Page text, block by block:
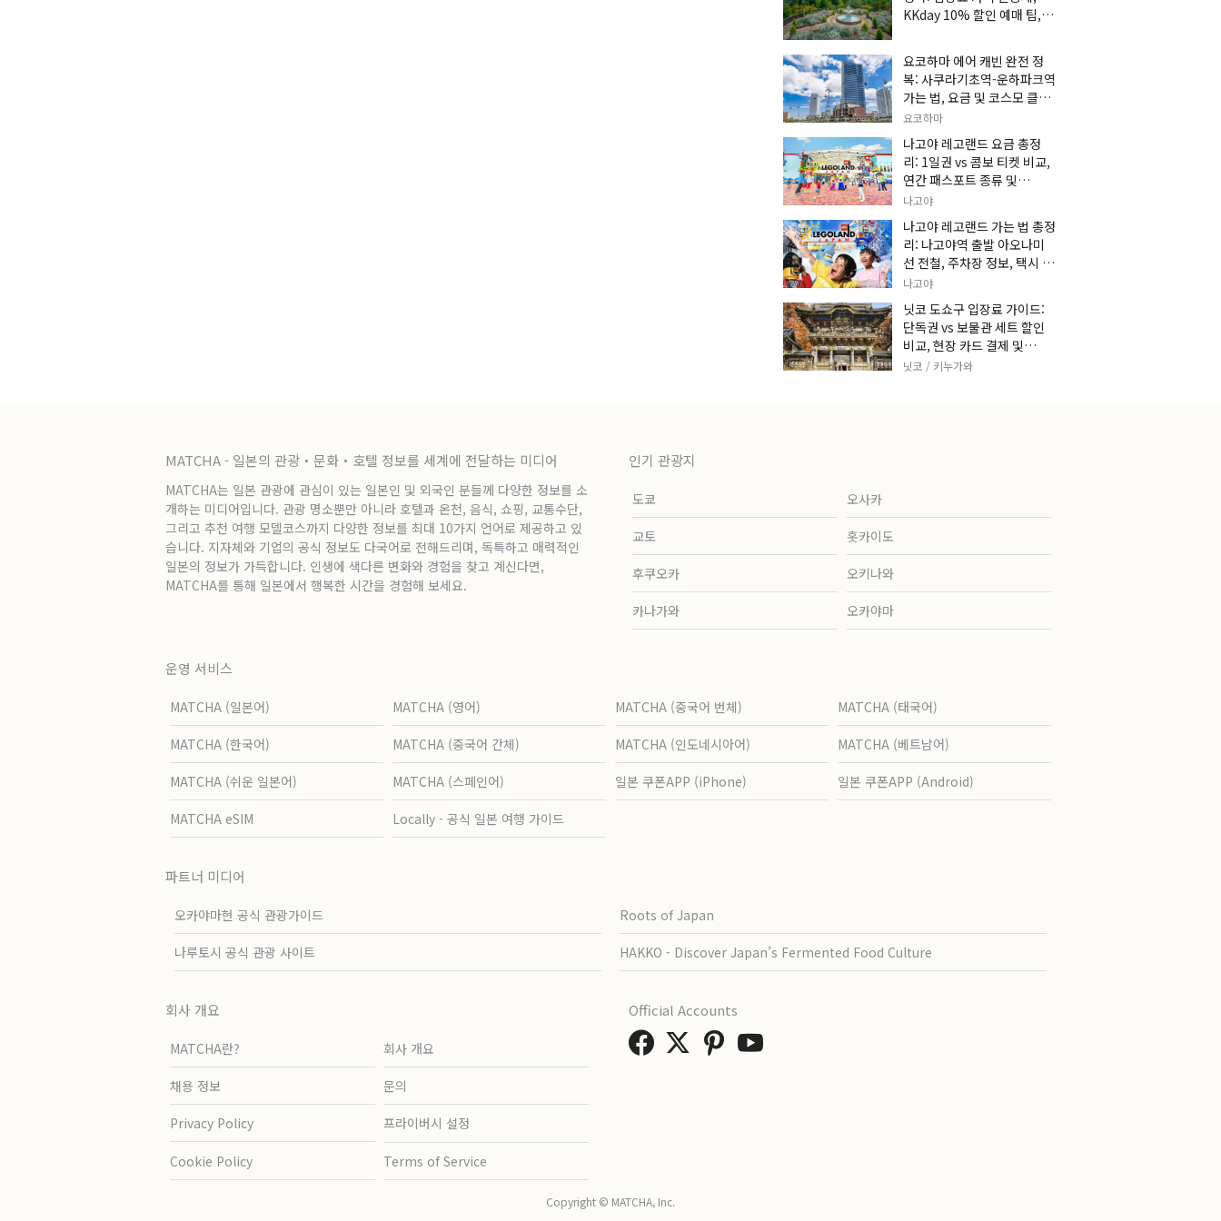
KKday 10% 할인 예매 팁, 쿠
요코하마 에어 캐빈 완전 정
복: 사쿠라기초역-운하파크역
가는 법, 요금 및 코스모 클락
세트권 할인, 추천 관광 코스
총정리
요코하마
나고야 레고랜드 요금 총정
리: 1일권 vs 콤보 티켓 비교,
연간 패스포트 종류 및
KKday 온라인 사전 할인 예
매 팁
나고야
나고야 레고랜드 가는 법 총정
리: 나고야역 출발 아오나미
선 전철, 주차장 정보, 택시 요
금 및 입장권 예약 팁
나고야
닛코 도쇼구 입장료 가이드:
단독권 vs 보물관 세트 할인
비교, 현장 카드 결제 및
KKday 사전 예매 팁
닛코 / 키누가와
MATCHA - 일본의 관광・문화・호텔 정보를 세계에 전달하는 미디어
MATCHA는 일본 관광에 관심이 있는 일본인 및 외국인 분들께 다양한 정보를 소
개하는 미디어입니다. 관광 명소뿐만 아니라 호텔과 온천, 음식, 쇼핑, 교통수단,
그리고 추천 여행 모델코스까지 다양한 정보를 최대 10가지 언어로 제공하고 있
습니다. 지자체와 기업의 공식 정보도 다국어로 전해드리며, 독특하고 매력적인
일본의 정보가 가득합니다. 인생에 색다른 변화와 경험을 찾고 계신다면,
MATCHA를 통해 일본에서 행복한 시간을 경험해 보세요.
인기 관광지
도쿄 오사카
교토 홋카이도
후쿠오카 오키나와
카나가와 오카야마
운영 서비스
MATCHA (일본어) MATCHA (영어) MATCHA (중국어 번체) MATCHA (태국어)
MATCHA (한국어) MATCHA (중국어 간체) MATCHA (인도네시아어) MATCHA (베트남어)
MATCHA (쉬운 일본어) MATCHA (스페인어) 일본 쿠폰APP (iPhone) 일본 쿠폰APP (Android)
MATCHA eSIM Locally - 공식 일본 여행 가이드
파트너 미디어
오카야마현 공식 관광가이드 Roots of Japan
나루토시 공식 관광 사이트 HAKKO - Discover Japan’s Fermented Food Culture
회사 개요
MATCHA란? 회사 개요
채용 정보 문의
Privacy Policy 프라이버시 설정
Cookie Policy Terms of Service
Official Accounts
Copyright © MATCHA, Inc.